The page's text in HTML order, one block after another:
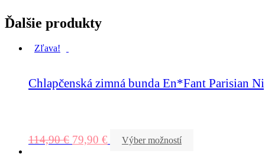
Ďalšie produkty
Zľava!
Chlapčenská zimná bunda En*Fant Parisian
114,90€ 79,90 € Výber možností